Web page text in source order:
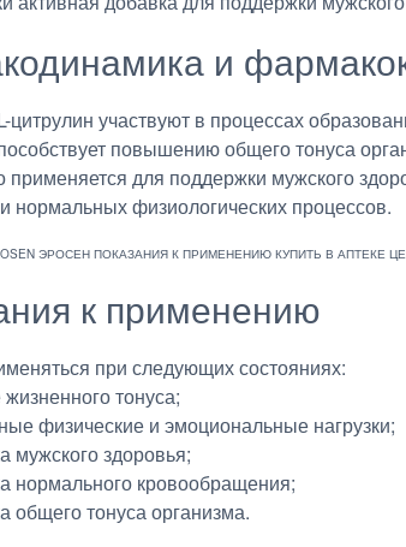
и
цитрулин участвуют в процессах
повышению общего тонуса
применяется для поддержки мужского
нормальных физиологических процессов.
к применению
при следующих состояниях:
тонуса;
физические и эмоциональные нагрузки;
мужского здоровья;
нормального кровообращения;
общего тонуса организма.